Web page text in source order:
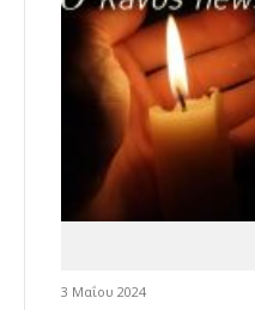
3 Μαΐου 2024